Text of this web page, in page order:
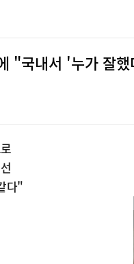
"국내서 '누가 잘
다"